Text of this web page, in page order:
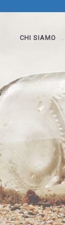
CHI SIAMO